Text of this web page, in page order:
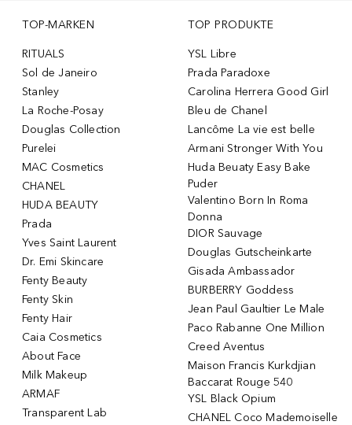
TOP-MARKEN
RITUALS
Sol de Janeiro
Stanley
La Roche-Posay
Douglas Collection
Purelei
MAC Cosmetics
CHANEL
HUDA BEAUTY
Prada
Yves Saint Laurent
Dr. Emi Skincare
Fenty Beauty
Fenty Skin
Fenty Hair
Caia Cosmetics
About Face
Milk Makeup
ARMAF
Transparent Lab
TOP PRODUKTE
YSL Libre
Prada Paradoxe
Carolina Herrera Good Girl
Bleu de Chanel
Lancôme La vie est belle
Armani Stronger With You
Huda Beuaty Easy Bake
Puder
Valentino Born In Roma
Donna
DIOR Sauvage
Douglas Gutscheinkarte
Gisada Ambassador
BURBERRY Goddess
Jean Paul Gaultier Le Male
Paco Rabanne One Million
Creed Aventus
Maison Francis Kurkdjian
Baccarat Rouge 540
YSL Black Opium
CHANEL Coco Mademoiselle